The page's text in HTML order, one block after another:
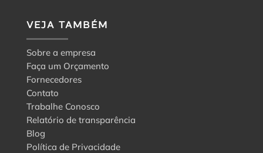
VEJA TAMBÉM
Sobre a empresa
Faça um Orçamento
Fornecedores
Contato
Trabalhe Conosco
Relatório de transparência
Blog
Política de Privacidade